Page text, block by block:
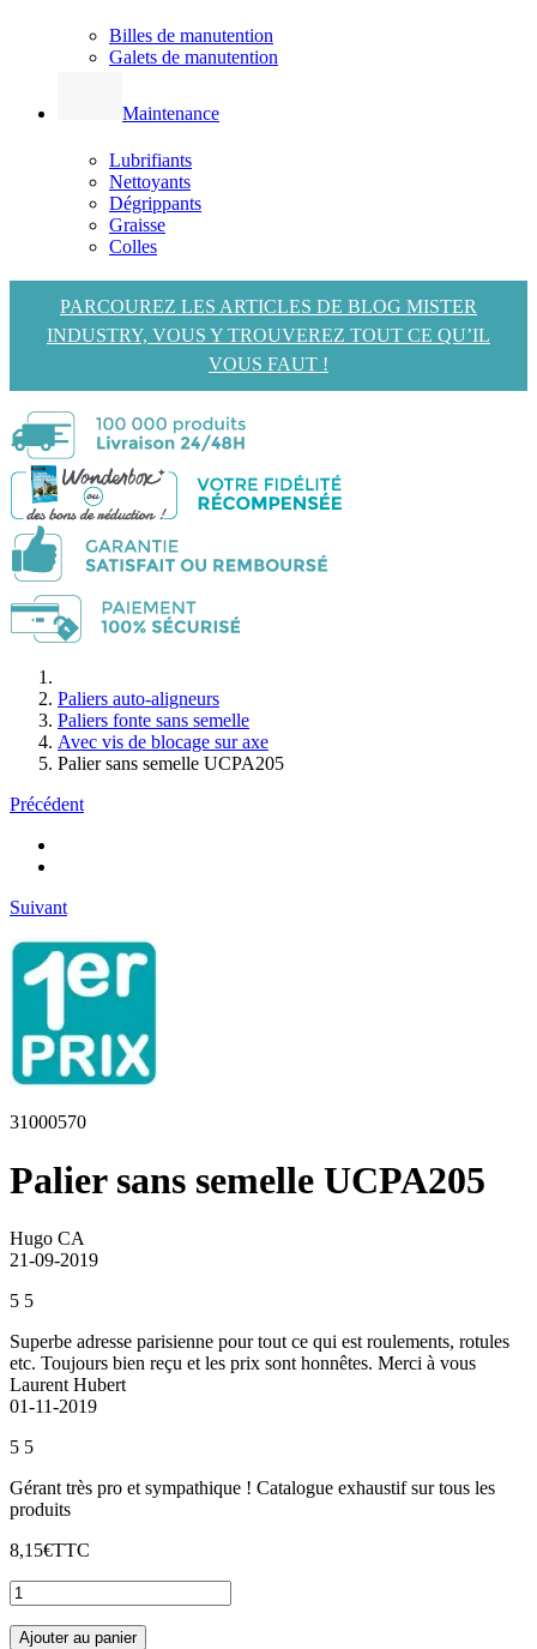
Billes de manutention
Galets de manutention
Maintenance
Lubrifiants
Nettoyants
Dégrippants
Graisse
Colles
PARCOUREZ LES ARTICLES DE BLOG MISTER
INDUSTRY, VOUS Y TROUVEREZ TOUT CE QU’IL
VOUS FAUT !
Paliers auto-aligneurs
Paliers fonte sans semelle
Avec vis de blocage sur axe
Palier sans semelle UCPA205
Précédent
Suivant
31000570
Palier sans semelle UCPA205
Hugo CA
21-09-2019
5 5
Superbe adresse parisienne pour tout ce qui est roulements, rotules
etc. Toujours bien reçu et les prix sont honnêtes. Merci à vous
Laurent Hubert
01-11-2019
5 5
Gérant très pro et sympathique ! Catalogue exhaustif sur tous les
produits
8,15€TTC
Ajouter au panier